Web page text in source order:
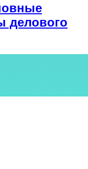
делового